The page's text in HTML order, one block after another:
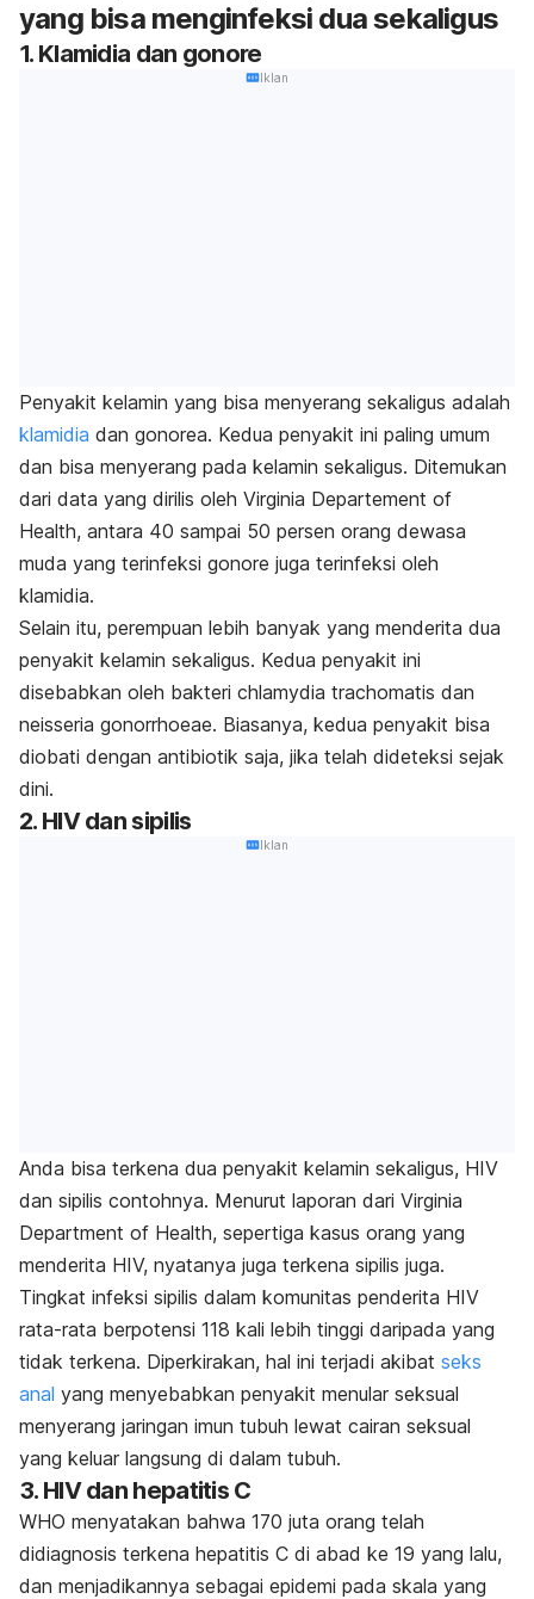
yang bisa menginfeksi dua sekaligus
1. Klamidia dan gonore
Iklan
Penyakit kelamin yang bisa menyerang sekaligus adalah
klamidia dan gonorea. Kedua penyakit ini paling umum
dan bisa menyerang pada kelamin sekaligus. Ditemukan
dari data yang dirilis oleh Virginia Departement of
Health, antara 40 sampai 50 persen orang dewasa
muda yang terinfeksi gonore juga terinfeksi oleh
klamidia.
Selain itu, perempuan lebih banyak yang menderita dua
penyakit kelamin sekaligus. Kedua penyakit ini
disebabkan oleh bakteri chlamydia trachomatis dan
neisseria gonorrhoeae. Biasanya, kedua penyakit bisa
diobati dengan antibiotik saja, jika telah dideteksi sejak
dini.
2. HIV dan sipilis
Iklan
Anda bisa terkena dua penyakit kelamin sekaligus, HIV
dan sipilis contohnya. Menurut laporan dari Virginia
Department of Health, sepertiga kasus orang yang
menderita HIV, nyatanya juga terkena sipilis juga.
Tingkat infeksi sipilis dalam komunitas penderita HIV
rata-rata berpotensi 118 kali lebih tinggi daripada yang
tidak terkena. Diperkirakan, hal ini terjadi akibat seks
anal yang menyebabkan penyakit menular seksual
menyerang jaringan imun tubuh lewat cairan seksual
yang keluar langsung di dalam tubuh.
3. HIV dan hepatitis C
WHO menyatakan bahwa 170 juta orang telah
didiagnosis terkena hepatitis C di abad ke 19 yang lalu,
dan menjadikannya sebagai epidemi pada skala yang